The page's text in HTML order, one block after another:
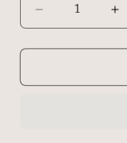
Réduire
la
quantité
COLLIER
la